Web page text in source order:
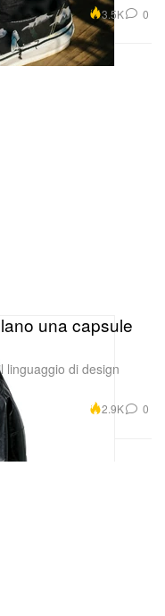
3.5K 0
una capsule
linguaggio di design
2.9K 0